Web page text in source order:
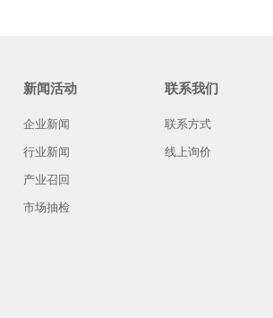
新闻活动
企业新闻
行业新闻
产业召回
市场抽检
联系我们
联系方式
线上询价